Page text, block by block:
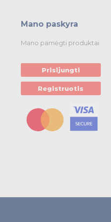
Mano paskyra
Mano pamėgti produktai
Prisijungti
Registruotis